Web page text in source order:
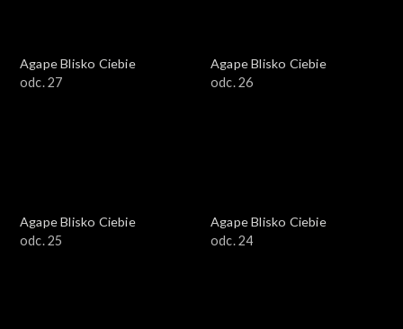
Agape Blisko Ciebie
odc. 27
Agape Blisko Ciebie
odc. 26
Agape Blisko Ciebie
odc. 25
Agape Blisko Ciebie
odc. 24